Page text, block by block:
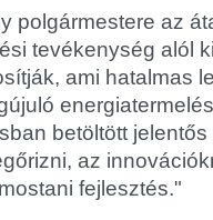
polgármestere az
tevékenység alól
ami hatalmas
betöltött
az
fejlesztés."